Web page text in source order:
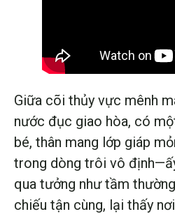
Giữa cõi thủy vực mênh
nước đục giao hòa, có
bé, thân mang lớp giáp
trong dòng trôi vô
qua tưởng như tầm
chiếu tận cùng, lại thấy